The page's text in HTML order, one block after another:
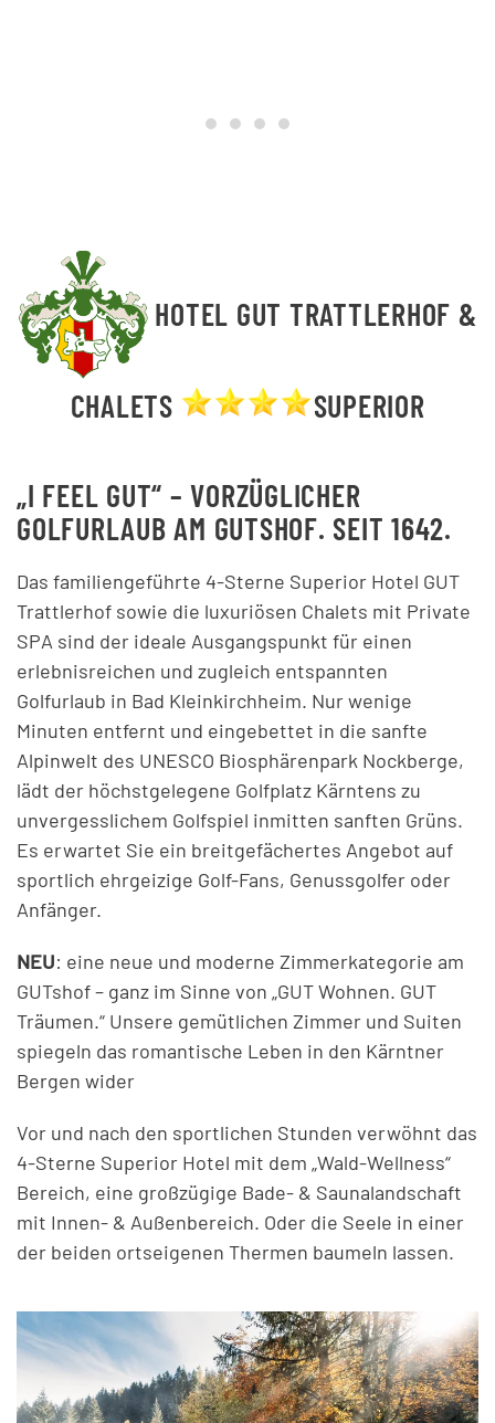
Hotel GUT Trattlerhof &
Hotel GUT Trattlerhof &
Relax im Hotel GUT
HOTEL GUT TRATTLERHOF &
CHALETS SUPERIOR
„I FEEL GUT“ – VORZÜGLICHER
GOLFURLAUB AM GUTSHOF. SEIT 1642.
Das familiengeführte 4-Sterne Superior Hotel GUT
Trattlerhof sowie die luxuriösen Chalets mit Private
SPA sind der ideale Ausgangspunkt für einen
erlebnisreichen und zugleich entspannten
Golfurlaub in Bad Kleinkirchheim. Nur wenige
Minuten entfernt und eingebettet in die sanfte
Alpinwelt des UNESCO Biosphärenpark Nockberge,
lädt der höchstgelegene Golfplatz Kärntens zu
unvergesslichem Golfspiel inmitten sanften Grüns.
Es erwartet Sie ein breitgefächertes Angebot auf
sportlich ehrgeizige Golf-Fans, Genussgolfer oder
Anfänger.
NEU: eine neue und moderne Zimmerkategorie am
GUTshof – ganz im Sinne von „GUT Wohnen. GUT
Träumen.“ Unsere gemütlichen Zimmer und Suiten
spiegeln das romantische Leben in den Kärntner
Bergen wider
Vor und nach den sportlichen Stunden verwöhnt das
4-Sterne Superior Hotel mit dem „Wald-Wellness“
Bereich, eine großzügige Bade- & Saunalandschaft
mit Innen- & Außenbereich. Oder die Seele in einer
der beiden ortseigenen Thermen baumeln lassen.